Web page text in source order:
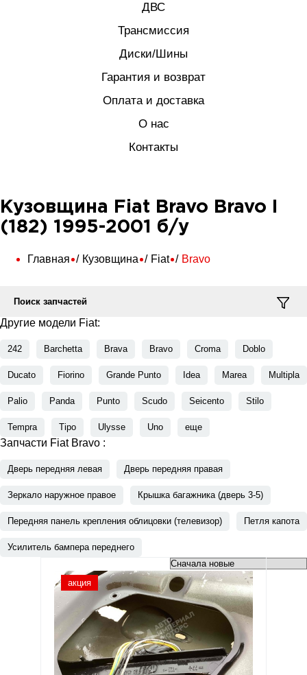
ДВС
Трансмиссия
Диски/Шины
Гарантия и возврат
Оплата и доставка
О нас
Контакты
Кузовщина Fiat Bravo Bravo I
(182) 1995-2001 б/у
Главная Кузовщина Fiat Bravo
Поиск запчастей
Другие модели Fiat:
242 Barchetta Brava Bravo Croma Doblo
Ducato Fiorino Grande Punto Idea Marea Multipla
Palio Panda Punto Scudo Seicento Stilo
Tempra Tipo Ulysse Uno еще
Запчасти Fiat Bravo :
Дверь передняя левая Дверь передняя правая
Зеркало наружное правое Крышка багажника (дверь 3-5)
Передняя панель крепления облицовки (телевизор) Петля капота
Усилитель бампера переднего
акция